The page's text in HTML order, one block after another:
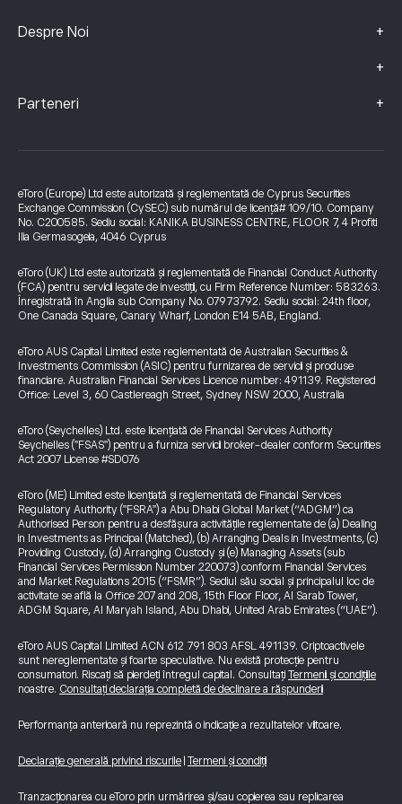
Despre Noi +
+
Parteneri +
eToro (Europe) Ltd este autorizată și reglementată de Cyprus Securities
Exchange Commission (CySEC) sub numărul de licență# 109/10. Company
No. C200585. Sediu social: KANIKA BUSINESS CENTRE, FLOOR 7, 4 Profiti
Ilia Germasogeia, 4046 Cyprus
eToro (UK) Ltd este autorizată și reglementată de Financial Conduct Authority
(FCA) pentru servicii legate de investiții, cu Firm Reference Number: 583263.
Înregistrată în Anglia sub Company No. 07973792. Sediu social: 24th floor,
One Canada Square, Canary Wharf, London E14 5AB, England.
eToro AUS Capital Limited este reglementată de Australian Securities &
Investments Commission (ASIC) pentru furnizarea de servicii și produse
financiare. Australian Financial Services Licence number: 491139. Registered
Office: Level 3, 60 Castlereagh Street, Sydney NSW 2000, Australia
eToro (Seychelles) Ltd. este licențiată de Financial Services Authority
Seychelles ("FSAS") pentru a furniza servicii broker-dealer conform Securities
Act 2007 License #SD076
eToro (ME) Limited este licențiată și reglementată de Financial Services
Regulatory Authority ("FSRA") a Abu Dhabi Global Market (“ADGM”) ca
Authorised Person pentru a desfășura activitățile reglementate de (a) Dealing
in Investments as Principal (Matched), (b) Arranging Deals in Investments, (c)
Providing Custody, (d) Arranging Custody și (e) Managing Assets (sub
Financial Services Permission Number 220073) conform Financial Services
and Market Regulations 2015 (“FSMR”). Sediul său social și principalul loc de
activitate se află la Office 207 and 208, 15th Floor Floor, Al Sarab Tower,
ADGM Square, Al Maryah Island, Abu Dhabi, United Arab Emirates (“UAE”).
eToro AUS Capital Limited ACN 612 791 803 AFSL 491139. Criptoactivele
sunt nereglementate și foarte speculative. Nu există protecție pentru
consumatori. Riscați să pierdeți întregul capital. Consultați Termenii și condițiile
noastre. Consultați declarația completă de declinare a răspunderii
Performanța anterioară nu reprezintă o indicație a rezultatelor viitoare.
Declarație generală privind riscurile Termeni și condiții
Tranzacționarea cu eToro prin urmărirea și/sau copierea sau replicarea